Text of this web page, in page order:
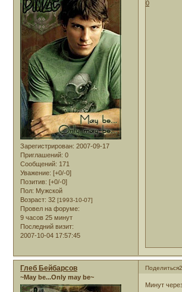
Зарегистрирован: 2007-09-17
Приглашений: 0
Сообщений: 171
Уважение: [+0/-0]
Позитив: [+0/-0]
Пол: Мужской
Возраст: 32 [1993-10-07]
Провел на форуме:
9 часов 25 минут
Последний визит:
2007-10-04 17:57:45
0
Поделиться
Глеб Бейбарсов
~May be...Only may be~
Минут